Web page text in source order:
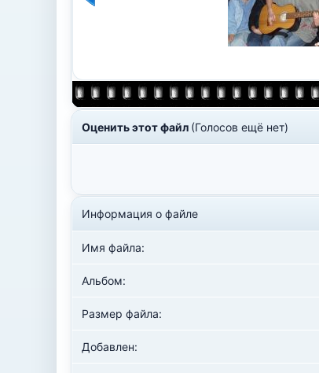
Оценить этот файл (Голосов ещё нет)
Информация о файле
Имя файла:
Альбом:
Размер файла:
Добавлен: